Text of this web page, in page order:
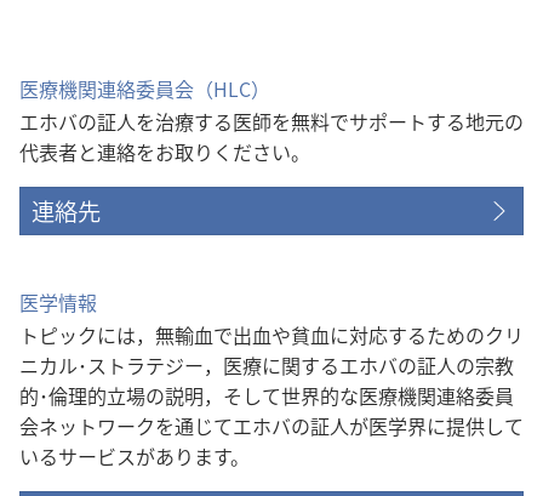
開
医療機関連絡委員会（HLC）
エホバの証人を治療する医師を無料でサポートする地元の
代表者と連絡をお取りください。
連絡先
医学情報
トピックには，無輸血で出血や貧血に対応するためのクリ
ニカル･ストラテジー，医療に関するエホバの証人の宗教
的･倫理的立場の説明，そして世界的な医療機関連絡委員
会ネットワークを通じてエホバの証人が医学界に提供して
いるサービスがあります。